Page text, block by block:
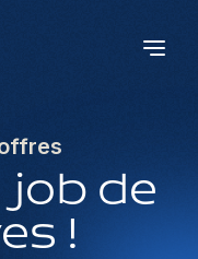
job de
!